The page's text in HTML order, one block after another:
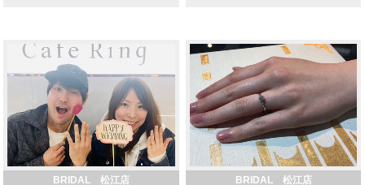
BRIDAL 松江店 BRIDAL 松江店